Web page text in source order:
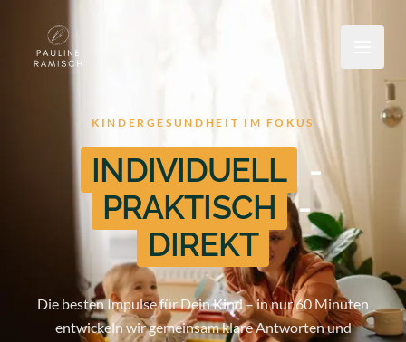
KINDERGESUNDHEIT IM FOKUS
INDIVIDUELL
-
PRAKTISCH
-
DIREKT
Die besten Impulse für Dein Kind – in nur 60 Minuten
entwickeln wir gemeinsam klare Antworten und